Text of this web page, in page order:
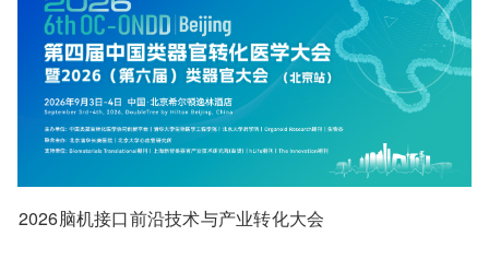
2026脑机接口前沿技术与产业转化大会